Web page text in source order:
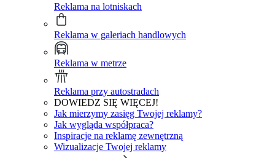
Reklama na lotniskach
Reklama w galeriach handlowych
Reklama w metrze
Reklama przy autostradach
DOWIEDZ SIĘ WIĘCEJ!
Jak mierzymy zasięg Twojej reklamy?
Jak wygląda współpraca?
Inspiracje na reklamę zewnętrzną
Wizualizacje Twojej reklamy